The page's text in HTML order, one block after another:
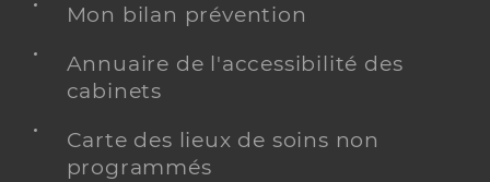
Mon bilan prévention
Annuaire de l'accessibilité des
cabinets
Carte des lieux de soins non
programmés